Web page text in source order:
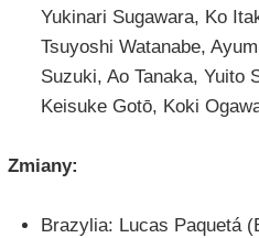
Yukinari Sugawara, Ko
Tsuyoshi Watanabe,
Suzuki, Ao Tanaka, Yuito
Keisuke Gotō, Koki
Zmiany:
Brazylia: Lucas Paquetá